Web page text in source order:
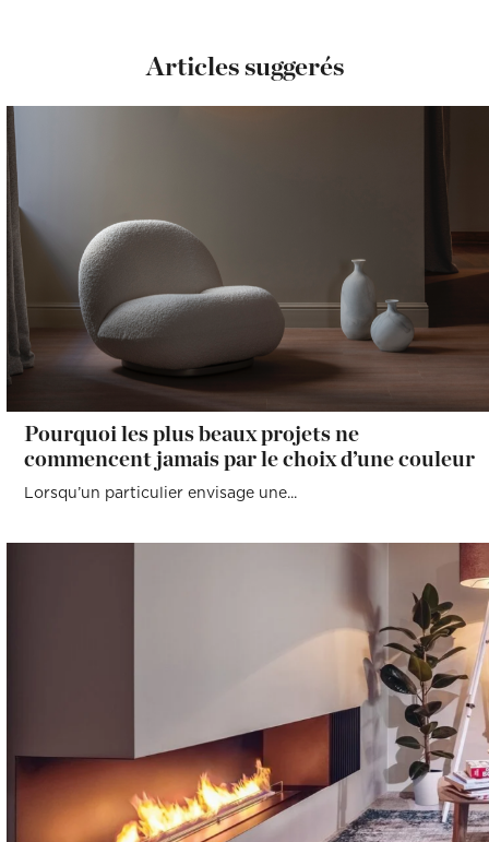
Articles suggerés
Pourquoi les plus beaux projets ne
commencent jamais par le choix d’une couleur
Lorsqu’un particulier envisage une...